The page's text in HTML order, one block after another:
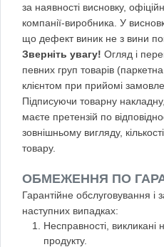
за наявності висновку,
компанії-виробника. У
що дефект виник не з вини
Зверніть увагу! Огляд і
певних груп товарів
клієнтом при прийомі
Підписуючи товарну
маєте претензій по
зовнішньому вигляду,
товару.
ОБМЕЖЕННЯ ПО
Гарантійне обслуговування і
наступних випадках:
Несправності,
продукту.